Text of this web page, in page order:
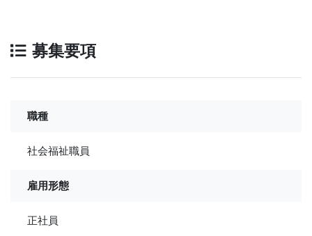
募集要項
職種
社会福祉職員
雇用形態
正社員